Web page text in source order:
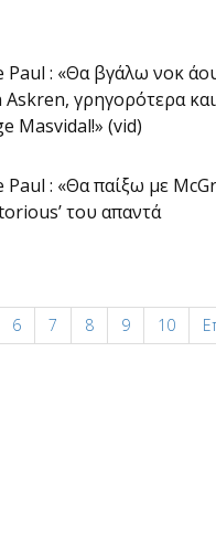
Paul : «Θα βγάλω νοκ
Askren, γρηγορότερα
Masvidal!» (vid)
Paul : «Θα παίξω με
του απαντά
6 7 8 9 10